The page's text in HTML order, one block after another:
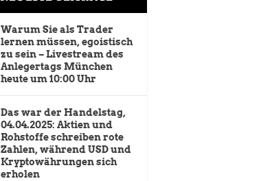
Warum Sie als Trader
lernen müssen, egoistisch
zu sein – Livestream des
Anlegertags München
heute um 10:00 Uhr
Das war der Handelstag,
04.04.2025: Aktien und
Rohstoffe schreiben rote
Zahlen, während USD und
Kryptowährungen sich
erholen